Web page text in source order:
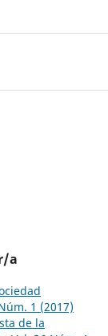
a
1 (2017)
de la